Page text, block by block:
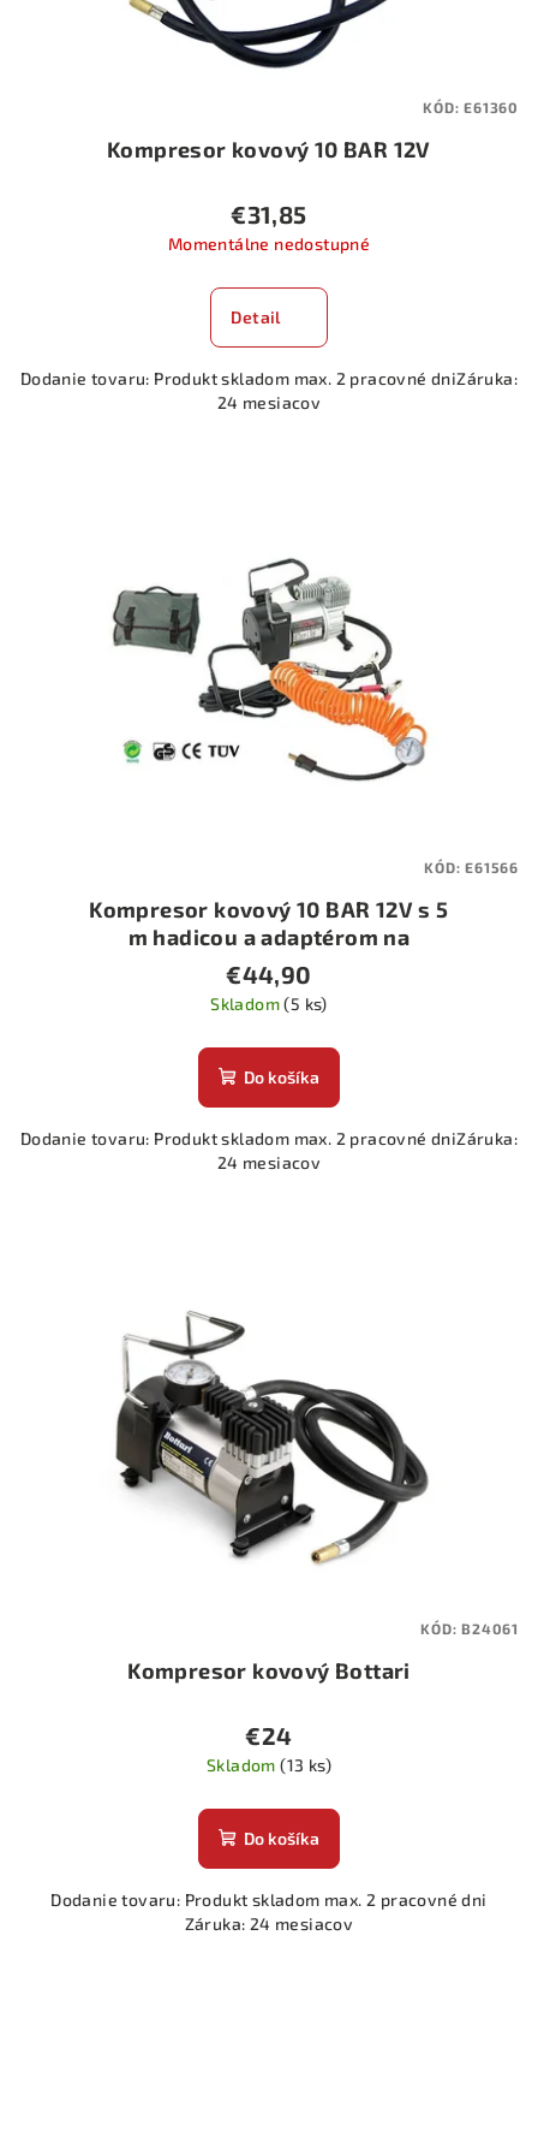
Kompresor kovový 10 BAR 12V
€31,85
Momentálne nedostupné
Detail
Dodanie tovaru: Produkt skladom max. 2 pracovné dniZáruka:
24 mesiacov
KÓD:E61360
Kompresor kovový 10 BAR 12V s 5
m hadicou a adaptérom na
akumulátor
€44,90
Skladom(5 ks)
Do košíka
Dodanie tovaru: Produkt skladom max. 2 pracovné dniZáruka:
24 mesiacov
KÓD:E61566
Kompresor kovový Bottari
€24
Skladom(13 ks)
Do košíka
Dodanie tovaru: Produkt skladom max. 2 pracovné dni
Záruka: 24 mesiacov
KÓD:B24061